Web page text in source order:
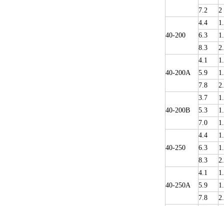
7.2
2
40-200
4.4
6.3
8.3
40-200A
4.1
5.9
7.8
40-200B
3.7
5.3
7.0
40-250
4.4
6.3
8.3
40-250A
4.1
5.9
7.8